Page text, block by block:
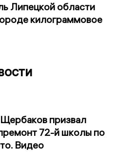
Липецкой области
килограммовое
призвал
72-й школы по
Видео